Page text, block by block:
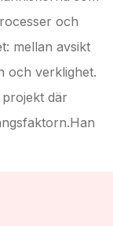
och
mellan avsikt
och verklighet.
där